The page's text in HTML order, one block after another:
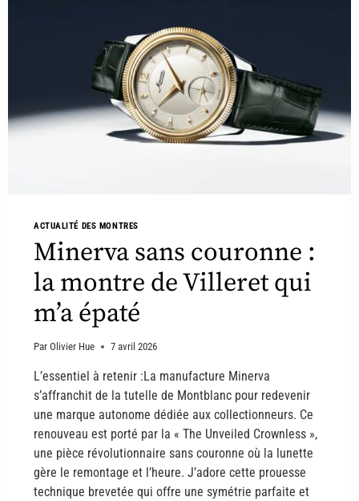
ACTUALITÉ DES MONTRES
Minerva sans couronne :
la montre de Villeret qui
m’a épaté
Par Olivier Hue 7 avril 2026
L’essentiel à retenir :La manufacture Minerva
s’affranchit de la tutelle de Montblanc pour redevenir
une marque autonome dédiée aux collectionneurs. Ce
renouveau est porté par la « The Unveiled Crownless »,
une pièce révolutionnaire sans couronne où la lunette
gère le remontage et l’heure. J’adore cette prouesse
technique brevetée qui offre une symétrie parfaite et